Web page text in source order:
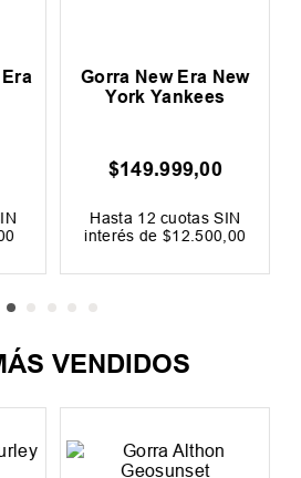
Gorra New Era New
York Yankees
$149.999,00
Hasta 12 cuotas SIN
interés de $12 .500 00
VENDIDOS